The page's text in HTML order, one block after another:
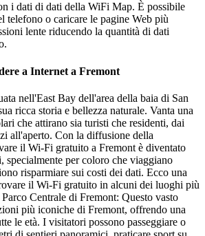
i dati di dati della WiFi Map. È possibile
telefono o caricare le pagine Web più
lente riducendo la quantità di dati
a Internet a Fremont
nell'East Bay dell'area della baia di San
ricca storia e bellezza naturale. Vanta una
che attirano sia turisti che residenti, dai
all'aperto. Con la diffusione della
il Wi-Fi gratuito a Fremont è diventato
specialmente per coloro che viaggiano
risparmiare sui costi dei dati. Ecco una
il Wi-Fi gratuito in alcuni dei luoghi più
Centrale di Fremont: Questo vasto
più iconiche di Fremont, offrendo una
le età. I visitatori possono passeggiare o